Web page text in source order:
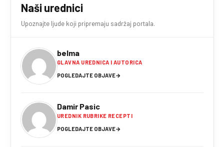
Naši urednici
Upoznajte ljude koji pripremaju sadržaj portala.
belma
GLAVNA UREDNICA I AUTORICA
POGLEDAJTE OBJAVE→
Damir Pasic
UREDNIK RUBRIKE RECEPTI
POGLEDAJTE OBJAVE→